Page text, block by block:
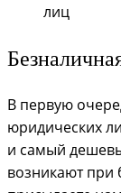
лиц
В первую
юридических
и самый
возникают при